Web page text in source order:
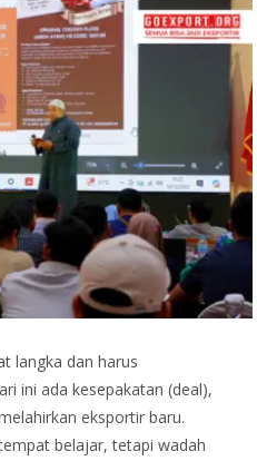
langka dan harus
ini ada kesepakatan (deal),
eksportir baru.
belajar, tetapi wadah